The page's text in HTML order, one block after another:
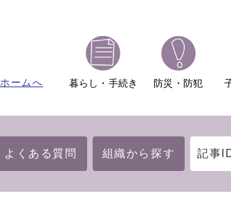
ホームへ 暮らし・手続き 防災・防犯
よくある質問 組織から探す 記事